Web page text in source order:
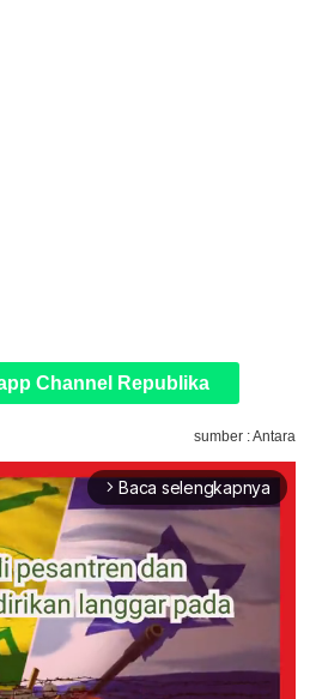
Channel Republika
sumber : Antara
arrow_forward_ios Baca selengkapnya